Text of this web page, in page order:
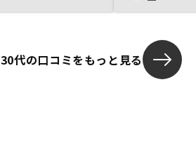
30代の口コミをもっと見る